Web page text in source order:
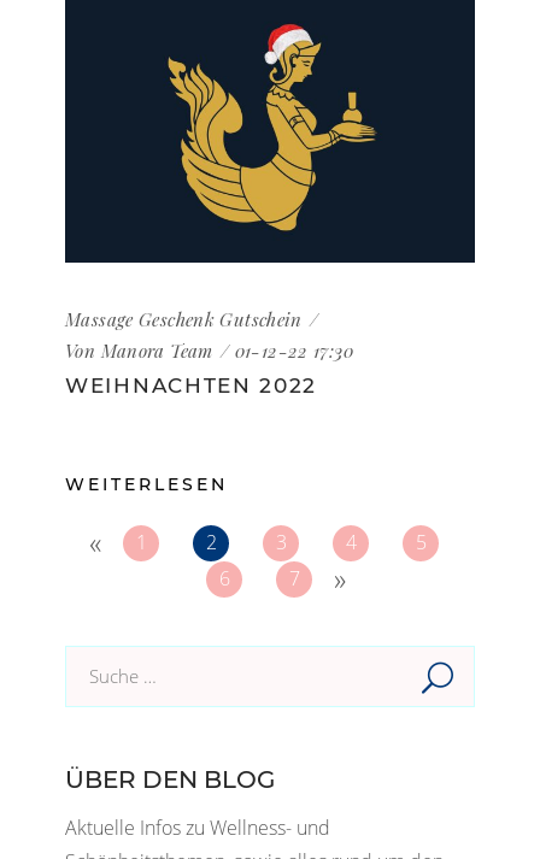
Massage Geschenk Gutschein
Von Manora Team
01-12-22 17:30
WEIHNACHTEN 2022
WEITERLESEN
« 1 2 3 4
5
6
7 »
Suche
ÜBER DEN BLOG
Aktuelle Infos zu Wellness- und